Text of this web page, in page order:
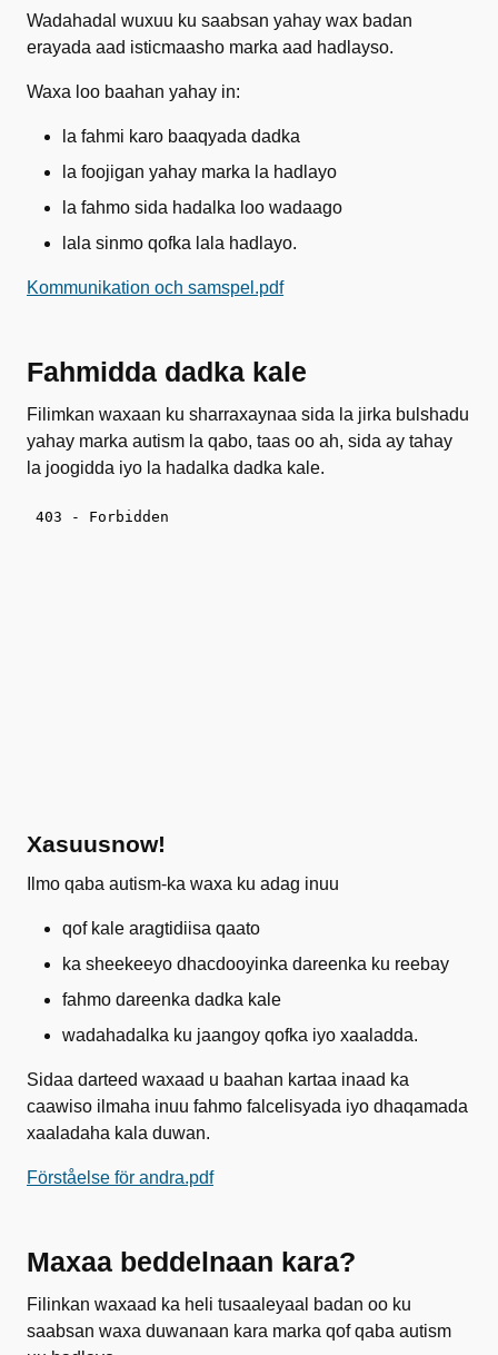
Wadahadal wuxuu ku saabsan yahay wax badan
erayada aad isticmaasho marka aad hadlayso.
Waxa loo baahan yahay in:
la fahmi karo baaqyada dadka
la foojigan yahay marka la hadlayo
la fahmo sida hadalka loo wadaago
lala sinmo qofka lala hadlayo.
Kommunikation och samspel.pdf
Fahmidda dadka kale
Filimkan waxaan ku sharraxaynaa sida la jirka bulshadu
yahay marka autism la qabo, taas oo ah, sida ay tahay
la joogidda iyo la hadalka dadka kale.
Xasuusnow!
Ilmo qaba autism-ka waxa ku adag inuu
qof kale aragtidiisa qaato
ka sheekeeyo dhacdooyinka dareenka ku reebay
fahmo dareenka dadka kale
wadahadalka ku jaangoy qofka iyo xaaladda.
Sidaa darteed waxaad u baahan kartaa inaad ka
caawiso ilmaha inuu fahmo falcelisyada iyo dhaqamada
xaaladaha kala duwan.
Förståelse för andra.pdf
Maxaa beddelnaan kara?
Filinkan waxaad ka heli tusaaleyaal badan oo ku
saabsan waxa duwanaan kara marka qof qaba autism